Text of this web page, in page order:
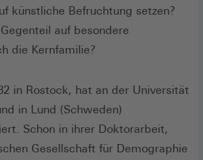
künstliche Befruchtung setzen?
auf besondere
die Kernfamilie?
in Rostock, hat an der Universität
in Lund (Schweden)
Schon in ihrer Doktorarbeit,
Gesellschaft für Demographie